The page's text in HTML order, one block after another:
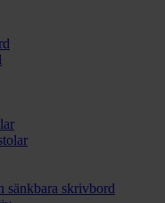
sänkbara skrivbord